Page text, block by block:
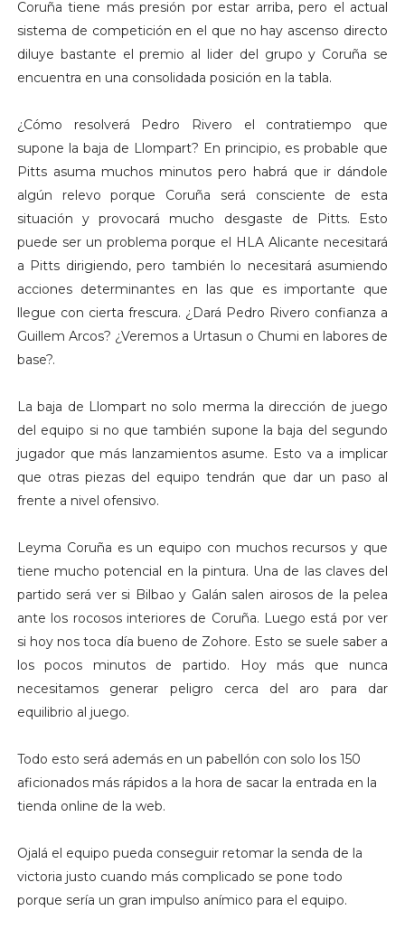
Coruña tiene más presión por estar arriba, pero el actual
sistema de competición en el que no hay ascenso directo
diluye bastante el premio al lider del grupo y Coruña se
encuentra en una consolidada posición en la tabla.
¿Cómo resolverá Pedro Rivero el contratiempo que
supone la baja de Llompart? En principio, es probable que
Pitts asuma muchos minutos pero habrá que ir dándole
algún relevo porque Coruña será consciente de esta
situación y provocará mucho desgaste de Pitts. Esto
puede ser un problema porque el HLA Alicante necesitará
a Pitts dirigiendo, pero también lo necesitará asumiendo
acciones determinantes en las que es importante que
llegue con cierta frescura. ¿Dará Pedro Rivero confianza a
Guillem Arcos? ¿Veremos a Urtasun o Chumi en labores de
base?.
La baja de Llompart no solo merma la dirección de juego
del equipo si no que también supone la baja del segundo
jugador que más lanzamientos asume. Esto va a implicar
que otras piezas del equipo tendrán que dar un paso al
frente a nivel ofensivo.
Leyma Coruña es un equipo con muchos recursos y que
tiene mucho potencial en la pintura. Una de las claves del
partido será ver si Bilbao y Galán salen airosos de la pelea
ante los rocosos interiores de Coruña. Luego está por ver
si hoy nos toca día bueno de Zohore. Esto se suele saber a
los pocos minutos de partido. Hoy más que nunca
necesitamos generar peligro cerca del aro para dar
equilibrio al juego.
Todo esto será además en un pabellón con solo los 150
aficionados más rápidos a la hora de sacar la entrada en la
tienda online de la web.
Ojalá el equipo pueda conseguir retomar la senda de la
victoria justo cuando más complicado se pone todo
porque sería un gran impulso anímico para el equipo.